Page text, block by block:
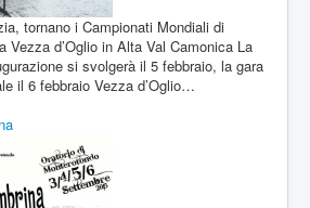
tornano i Campionati Mondiali di
Vezza d’Oglio in Alta Val Camonica La
si svolgerà il 5 febbraio, la gara
il 6 febbraio Vezza d’Oglio…